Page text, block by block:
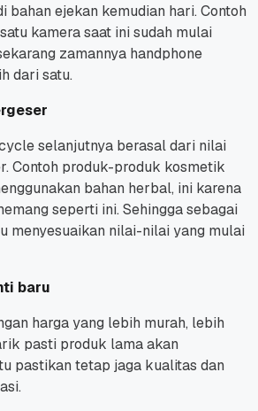
bahan ejekan kemudian hari. Contoh
kamera saat ini sudah mulai
zamannya handphone
dari satu.
selanjutnya berasal dari nilai
Contoh produk-produk kosmetik
bahan herbal, ini karena
seperti ini. Sehingga sebagai
menyesuaikan nilai-nilai yang mulai
baru
harga yang lebih murah, lebih
pasti produk lama akan
pastikan tetap jaga kualitas dan